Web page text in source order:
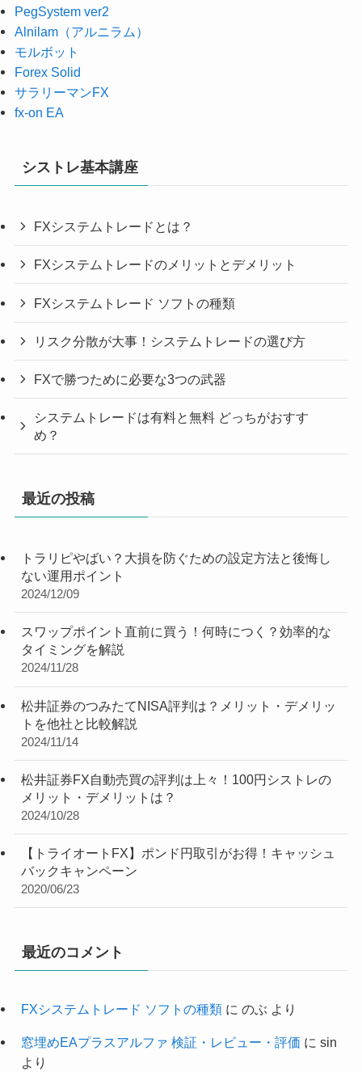
PegSystem ver2
Alnilam（アルニラム）
モルボット
Forex Solid
サラリーマンFX
fx-on EA
シストレ基本講座
FXシステムトレードとは？
FXシステムトレードのメリットとデメリット
FXシステムトレード ソフトの種類
リスク分散が大事！システムトレードの選び方
FXで勝つために必要な3つの武器
システムトレードは有料と無料 どっちがおすす
め？
最近の投稿
トラリピやばい？大損を防ぐための設定方法と後悔し
ない運用ポイント
2024/12/09
スワップポイント直前に買う！何時につく？効率的な
タイミングを解説
2024/11/28
松井証券のつみたてNISA評判は？メリット・デメリッ
トを他社と比較解説
2024/11/14
松井証券FX自動売買の評判は上々！100円シストレの
メリット・デメリットは？
2024/10/28
【トライオートFX】ポンド円取引がお得！キャッシュ
バックキャンペーン
2020/06/23
最近のコメント
FXシステムトレード ソフトの種類に のぶ より
窓埋めEAプラスアルファ 検証・レビュー・評価 に sin
より